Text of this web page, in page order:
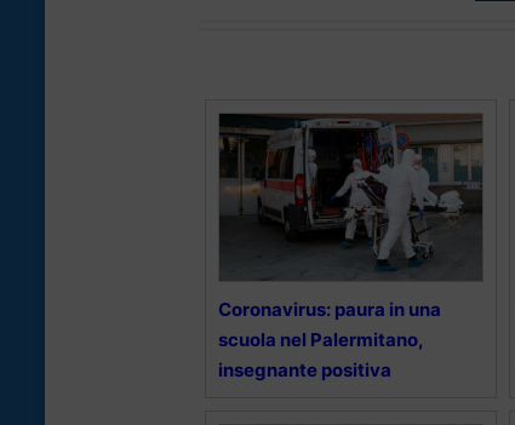
Coronavirus: paura in una
scuola nel Palermitano,
insegnante positiva